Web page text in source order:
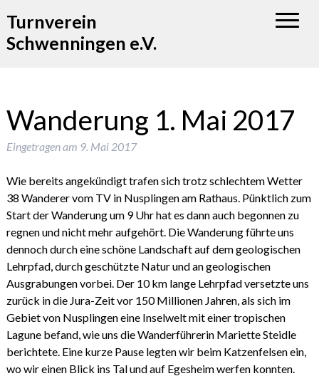
Turnverein
Schwenningen e.V.
Wanderung 1. Mai 2017
Eingetragen am 9. Mai 2017
Wie bereits angekündigt trafen sich trotz schlechtem Wetter
38 Wanderer vom TV in Nusplingen am Rathaus. Pünktlich zum
Start der Wanderung um 9 Uhr hat es dann auch begonnen zu
regnen und nicht mehr aufgehört. Die Wanderung führte uns
dennoch durch eine schöne Landschaft auf dem geologischen
Lehrpfad, durch geschützte Natur und an geologischen
Ausgrabungen vorbei. Der 10 km lange Lehrpfad versetzte uns
zurück in die Jura-Zeit vor 150 Millionen Jahren, als sich im
Gebiet von Nusplingen eine Inselwelt mit einer tropischen
Lagune befand, wie uns die Wanderführerin Mariette Steidle
berichtete. Eine kurze Pause legten wir beim Katzenfelsen ein,
wo wir einen Blick ins Tal und auf Egesheim werfen konnten.